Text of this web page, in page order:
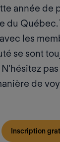
année de
du Québec.
les
se sont
de
Inscription